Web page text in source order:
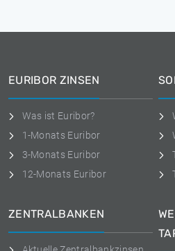
EURIBOR ZINSEN
Was ist Euribor?
1-Monats Euribor
3-Monats Euribor
12-Monats Euribor
ZENTRALBANKEN